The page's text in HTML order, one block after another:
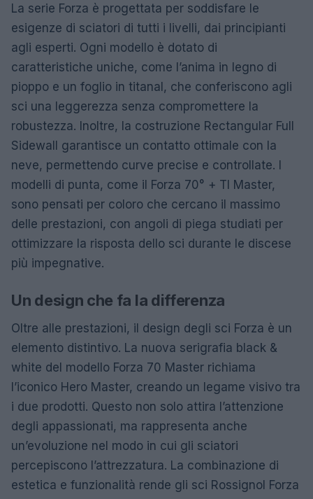
La serie Forza è progettata per soddisfare le
esigenze di sciatori di tutti i livelli, dai principianti
agli esperti. Ogni modello è dotato di
caratteristiche uniche, come l’anima in legno di
pioppo e un foglio in titanal, che conferiscono agli
sci una leggerezza senza compromettere la
robustezza. Inoltre, la costruzione Rectangular Full
Sidewall garantisce un contatto ottimale con la
neve, permettendo curve precise e controllate. I
modelli di punta, come il Forza 70° + TI Master,
sono pensati per coloro che cercano il massimo
delle prestazioni, con angoli di piega studiati per
ottimizzare la risposta dello sci durante le discese
più impegnative.
Un design che fa la differenza
Oltre alle prestazioni, il design degli sci Forza è un
elemento distintivo. La nuova serigrafia black &
white del modello Forza 70 Master richiama
l’iconico Hero Master, creando un legame visivo tra
i due prodotti. Questo non solo attira l’attenzione
degli appassionati, ma rappresenta anche
un’evoluzione nel modo in cui gli sciatori
percepiscono l’attrezzatura. La combinazione di
estetica e funzionalità rende gli sci Rossignol Forza